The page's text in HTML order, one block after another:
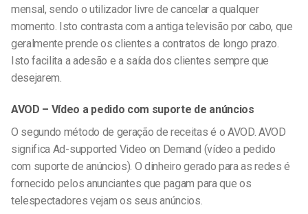
mensal, sendo o utilizador livre de cancelar a qualquer
momento. Isto contrasta com a antiga televisão por cabo, que
geralmente prende os clientes a contratos de longo prazo.
Isto facilita a adesão e a saída dos clientes sempre que
desejarem.
AVOD – Vídeo a pedido com suporte de anúncios
O segundo método de geração de receitas é o AVOD. AVOD
significa Ad-supported Video on Demand (vídeo a pedido
com suporte de anúncios). O dinheiro gerado para as redes é
fornecido pelos anunciantes que pagam para que os
telespectadores vejam os seus anúncios.